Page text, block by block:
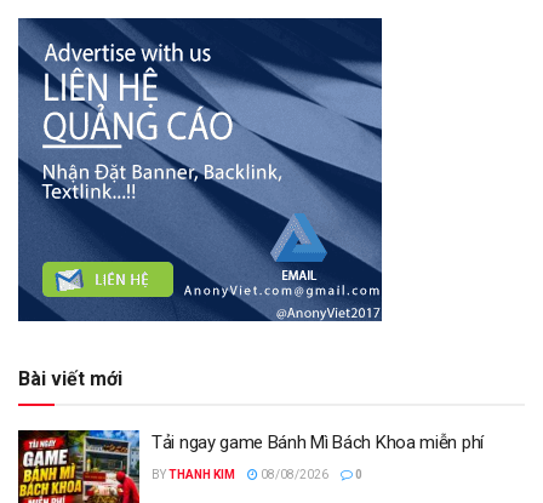
Bài viết mới
Tải ngay game Bánh Mì Bách Khoa miễn phí
BYTHANH KIM 08/08/2026 0